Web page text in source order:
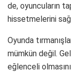
de, oyuncuların
hissetmelerini
Oyunda
mümkün değil.
eğlenceli